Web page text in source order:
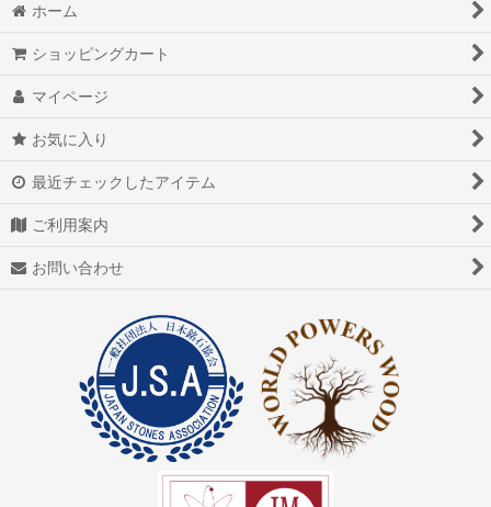
ホーム
ショッピングカート
マイページ
お気に入り
最近チェックしたアイテム
ご利用案内
お問い合わせ